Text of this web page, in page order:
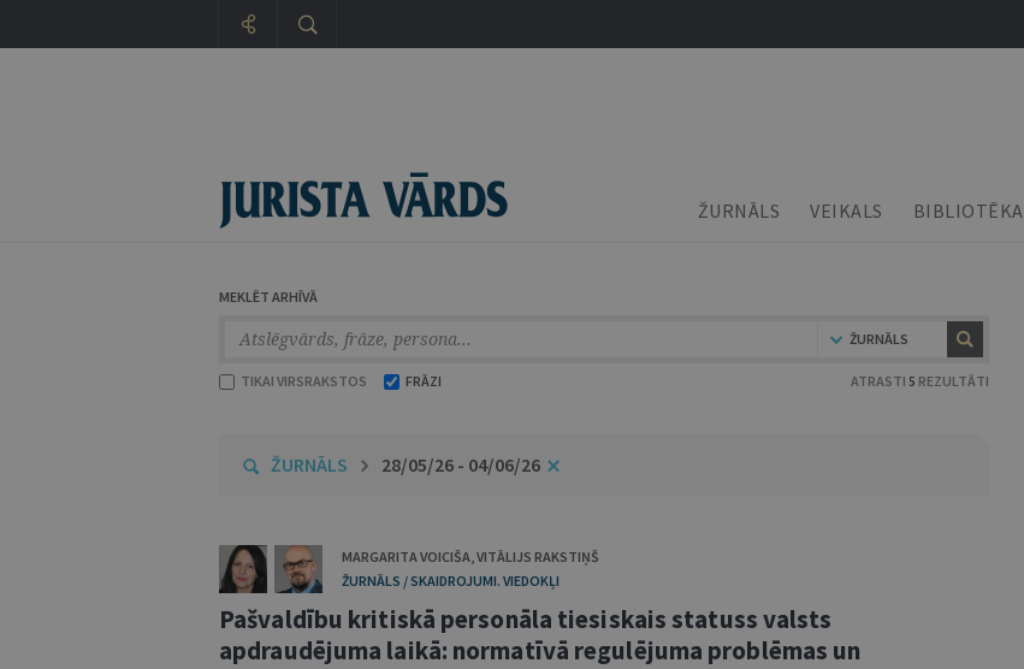
ŽURNĀLS VEIKALS BIBLIOTĒKA
MEKLĒT ARHĪVĀ
ŽURNĀLS
TIKAI VIRSRAKSTOS FRĀZI ATRASTI 5 REZULTĀTI
ŽURNĀLS 28/05/26 - 04/06/26
MARGARITA VOICIŠA,VITĀLIJS RAKSTIŅŠ
ŽURNĀLS / SKAIDROJUMI. VIEDOKĻI
Pašvaldību kritiskā personāla tiesiskais statuss valsts
apdraudējuma laikā: normatīvā regulējuma problēmas un